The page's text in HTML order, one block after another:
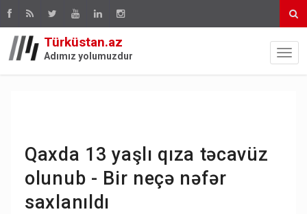
Türküstan.az
Adımız yolumuzdur
Qaxda 13 yaşlı qıza təcavüz
olunub - Bir neçə nəfər
saxlanıldı